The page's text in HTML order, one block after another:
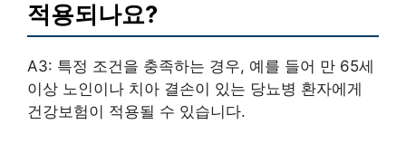
적용되나요?
A3: 특정 조건을 충족하는 경우, 예를 들어 만 65세
이상 노인이나 치아 결손이 있는 당뇨병 환자에게
건강보험이 적용될 수 있습니다.